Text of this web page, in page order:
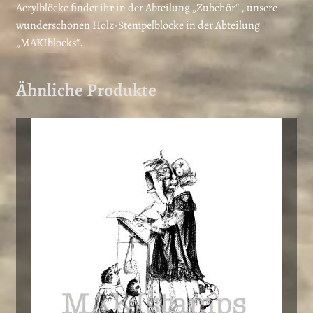
Acrylblöcke findet ihr in der Abteilung „Zubehör“ , unsere
wunderschönen Holz-Stempelblöcke in der Abteilung
„MAKIblocks“.
Ähnliche Produkte